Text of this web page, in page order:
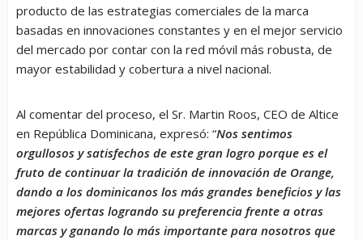
producto de las estrategias comerciales de la marca
basadas en innovaciones constantes y en el mejor servicio
del mercado por contar con la red móvil más robusta, de
mayor estabilidad y cobertura a nivel nacional.
Al comentar del proceso, el Sr. Martin Roos, CEO de Altice
en República Dominicana, expresó: “Nos sentimos
orgullosos y satisfechos de este gran logro porque es el
fruto de continuar la tradición de innovación de Orange,
dando a los dominicanos los más grandes beneficios y las
mejores ofertas logrando su preferencia frente a otras
marcas y ganando lo más importante para nosotros que